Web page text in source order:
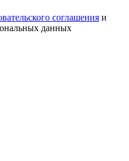
соглашения и
данных